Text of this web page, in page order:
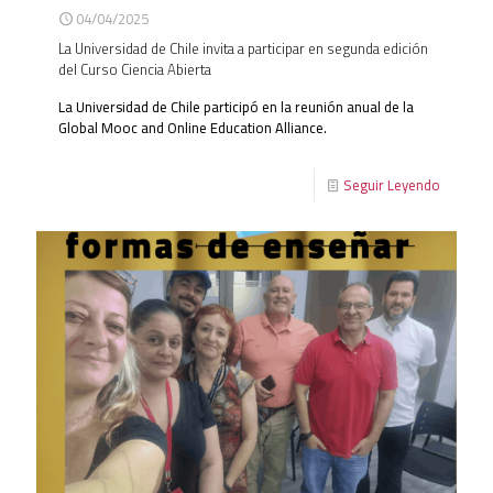
04/04/2025
La Universidad de Chile invita a participar en segunda edición
del Curso Ciencia Abierta
La Universidad de Chile participó en la reunión anual de la
Global Mooc and Online Education Alliance.
Seguir Leyendo